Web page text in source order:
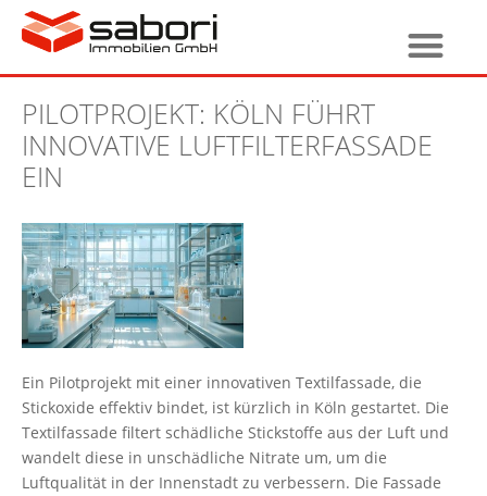
PILOTPROJEKT: KÖLN FÜHRT
INNOVATIVE LUFTFILTERFASSADE
EIN
Ein Pilotprojekt mit einer innovativen Textilfassade, die
Stickoxide effektiv bindet, ist kürzlich in Köln gestartet. Die
Textilfassade filtert schädliche Stickstoffe aus der Luft und
wandelt diese in unschädliche Nitrate um, um die
Luftqualität in der Innenstadt zu verbessern. Die Fassade